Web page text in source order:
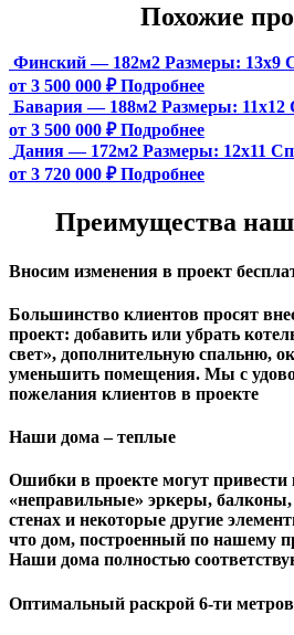
Похожие
Финский — 182м2 Размеры: 13х9
от 3 500 000 ₽ Подробнее
Бавария — 188м2 Размеры: 11х12
от 3 500 000 ₽ Подробнее
Дания — 172м2 Размеры: 12х11
от 3 720 000 ₽ Подробнее
Преимущества
Вносим изменения в проект
Большинство клиентов просят
проект: добавить или убрать
свет», дополнительную спальню,
уменьшить помещения. Мы с
пожелания клиентов в проекте
Наши дома – теплые
Ошибки в проекте могут привести
«неправильные» эркеры,
стенах и некоторые другие
чтo дом, построенный по нашему
Наши дома полностью
Оптимальный раскрой 6-ти